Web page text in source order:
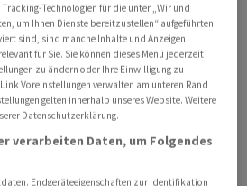
von insgesamt 207 Milliarden
und Anlagenbauer aus
Jahr abermals einen
Ralph Wiechers, Chefvolkswirt
VDMA, am Mittwoch. Der
ein, die Zuwächse seien
und durch Preissteigerungen
Technologien für die unter „Wir und
um Ihnen Dienste bereitzustellen“ aufgeführten
sind, sind manche Inhalte und Anzeigen
für Sie. Sie können dieses Menü jederzeit
zu ändern oder Ihre Einwilligung zu
Voreinstellungen verwalten am unteren Rand
gelten innerhalb unseres Website. Weitere
Datenschutzerklärung.
verarbeiten Daten, um Folgendes
Endgeräteeigenschaften zur Identifikation